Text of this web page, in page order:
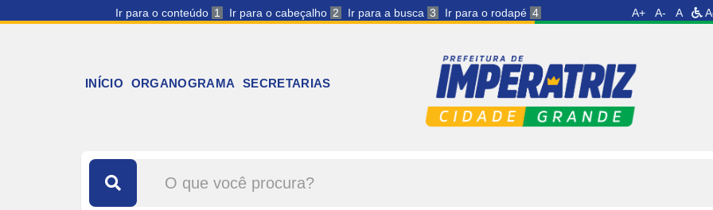
Ir para o conteúdo 1 Ir para o cabeçalho 2 Ir para a busca 3 Ir para o rodapé 4 A+ A- A
INÍCIO ORGANOGRAMA SECRETARIAS